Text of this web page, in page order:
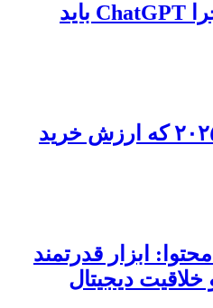
دیپ سیک چیست و چرا ChatGPT باید
گوشی‌های میان‌رده ۲۰۲۵ که ارزش خرید
ابزار قدرتمند
خلاقیت دیجیتال